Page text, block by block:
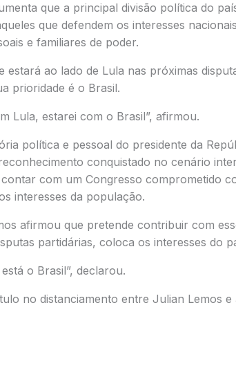
que a principal divisão política do
que defendem os interesses
e familiares de poder.
ao lado de Lula nas próximas
prioridade é o Brasil.
Lula, estarei com o Brasil”, afirmou.
política e pessoal do presidente da
conquistado no cenário
com um Congresso comprometido
interesses da população.
afirmou que pretende contribuir com
partidárias, coloca os interesses do
o Brasil”, declarou.
no distanciamento entre Julian Lemos e